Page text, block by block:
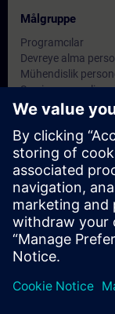
Målgruppe
Programcılar
Devreye alma
Mühendislik
Servis personeli
Datoer og
For øyeblikket er
tilgjengelig
Skriv deg opp på
datoer blir
Aktiver